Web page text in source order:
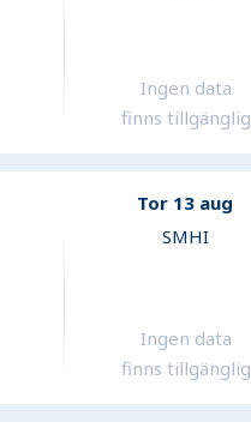
Ingen data
finns tillgänglig
Tor 13 aug
SMHI
Ingen data
finns tillgänglig